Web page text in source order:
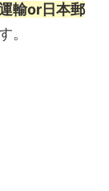
輸or日本郵
。